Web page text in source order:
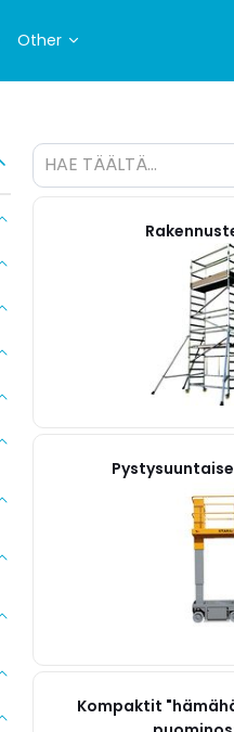
Other
HAE TÄÄLTÄ...
Kompaktit